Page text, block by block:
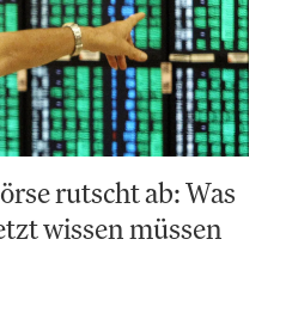
rutscht ab: Was
wissen müssen